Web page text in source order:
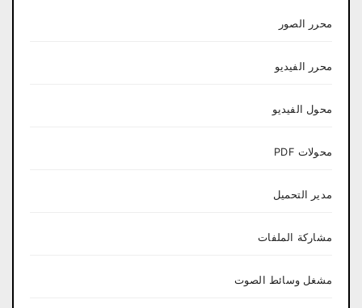
محرر الصور
محرر الفيديو
محول الفيديو
محولات PDF
مدير التحميل
مشاركة الملفات
مشغل وسائط الصوت